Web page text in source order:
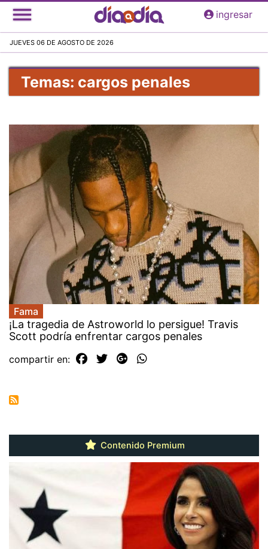
Pasar
al
principal
ingresar
JUEVES 06 DE AGOSTO DE 2026
Temas: cargos penales
Fama
¡La tragedia de Astroworld lo persigue! Travis
Scott podría enfrentar cargos penales
compartir en:
Contenido Premium